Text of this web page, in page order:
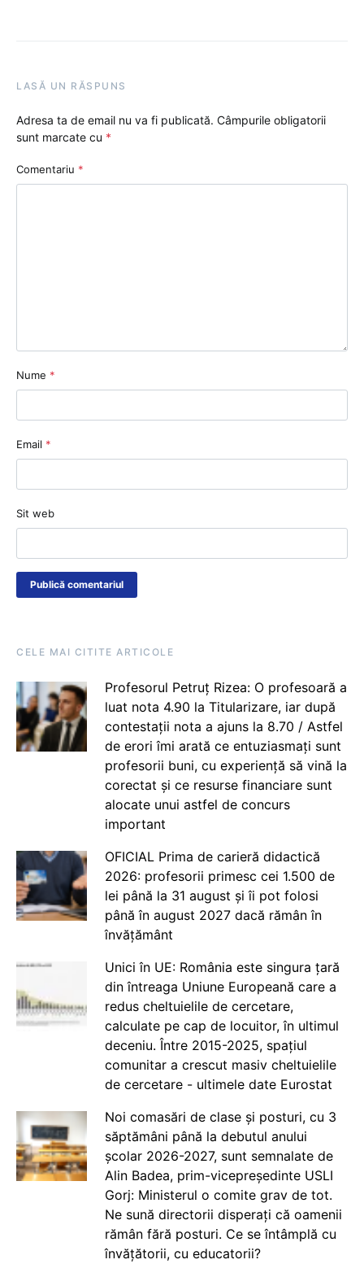
LASĂ UN RĂSPUNS
Adresa ta de email nu va fi publicată. Câmpurile obligatorii
sunt marcate cu *
Comentariu *
Nume *
Email *
Sit web
CELE MAI CITITE ARTICOLE
Profesorul Petruț Rizea: O profesoară a
luat nota 4.90 la Titularizare, iar după
contestații nota a ajuns la 8.70 / Astfel
de erori îmi arată ce entuziasmați sunt
profesorii buni, cu experiență să vină la
corectat și ce resurse financiare sunt
alocate unui astfel de concurs
important
OFICIAL Prima de carieră didactică
2026: profesorii primesc cei 1.500 de
lei până la 31 august și îi pot folosi
până în august 2027 dacă rămân în
învățământ
Unici în UE: România este singura țară
din întreaga Uniune Europeană care a
redus cheltuielile de cercetare,
calculate pe cap de locuitor, în ultimul
deceniu. Între 2015-2025, spațiul
comunitar a crescut masiv cheltuielile
de cercetare - ultimele date Eurostat
Noi comasări de clase și posturi, cu 3
săptămâni până la debutul anului
școlar 2026-2027, sunt semnalate de
Alin Badea, prim-vicepreședinte USLI
Gorj: Ministerul o comite grav de tot.
Ne sună directorii disperați că oamenii
rămân fără posturi. Ce se întâmplă cu
învățătorii, cu educatorii?